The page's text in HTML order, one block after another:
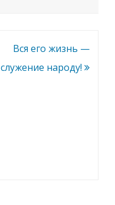
Вся его жизнь —
служение народу!